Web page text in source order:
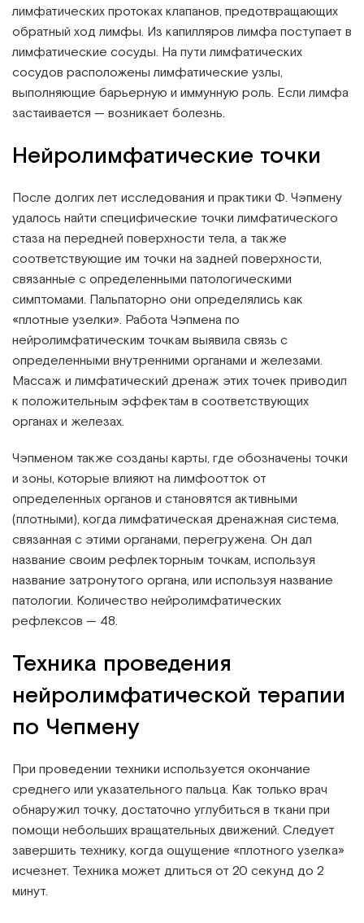
лимфатических протоках клапанов, предотвращающих
обратный ход лимфы. Из капилляров лимфа поступает в
лимфатические сосуды. На пути лимфатических
сосудов расположены лимфатические узлы,
выполняющие барьерную и иммунную роль. Если лимфа
застаивается — возникает болезнь.
Нейролимфатические точки
После долгих лет исследования и практики Ф. Чэпмену
удалось найти специфические точки лимфатического
стаза на передней поверхности тела, а также
соответствующие им точки на задней поверхности,
связанные с определенными патологическими
симптомами. Пальпаторно они определялись как
«плотные узелки». Работа Чэпмена по
нейролимфатическим точкам выявила связь с
определенными внутренними органами и железами.
Массаж и лимфатический дренаж этих точек приводил
к положительным эффектам в соответствующих
органах и железах.
Чэпменом также созданы карты, где обозначены точки
и зоны, которые влияют на лимфоотток от
определенных органов и становятся активными
(плотными), когда лимфатическая дренажная система,
связанная с этими органами, перегружена. Он дал
название своим рефлекторным точкам, используя
название затронутого органа, или используя название
патологии. Количество нейролимфатических
рефлексов — 48.
Техника проведения
нейролимфатической терапии
по Чепмену
При проведении техники используется окончание
среднего или указательного пальца. Как только врач
обнаружил точку, достаточно углубиться в ткани при
помощи небольших вращательных движений. Следует
завершить технику, когда ощущение «плотного узелка»
исчезнет. Техника может длиться от 20 секунд до 2
минут.